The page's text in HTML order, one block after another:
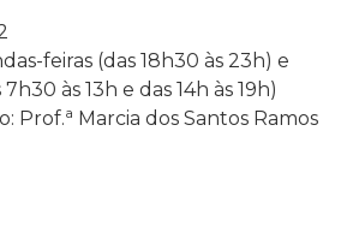
feiras (das 18h30 às 23h) e
às 13h e das 14h às 19h)
Prof.a Marcia dos Santos Ramos